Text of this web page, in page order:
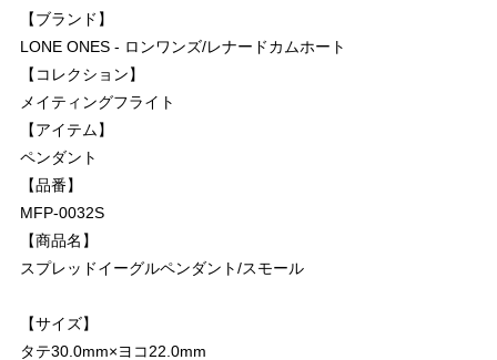
【ブランド】
LONE ONES - ロンワンズ/レナードカムホート
【コレクション】
メイティングフライト
【アイテム】
ペンダント
【品番】
MFP-0032S
【商品名】
スプレッドイーグルペンダント/スモール
【サイズ】
タテ30.0mm×ヨコ22.0mm